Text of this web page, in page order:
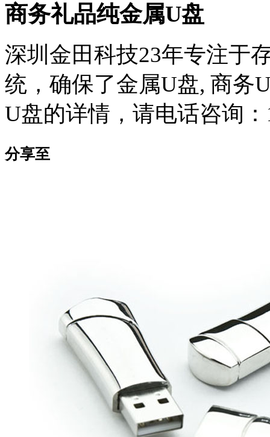
商务礼品纯金属U盘
深圳金田科技23年专注于
统，确保了金属U盘, 商务
U盘的详情，请电话咨询：
分享至